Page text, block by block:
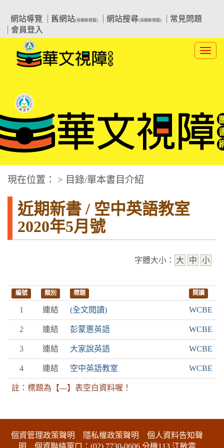
要
網站導覽
舊網站(另開新視窗) 網站搜尋(另開新視窗)
常見問題
會員登入
:::中央區塊
華文視障電子圖書網
現在位置： > 目錄/單本書目介紹
近期新書 / 空中英語教室
2020年5月號
字體大小： 大 中 小
編號 類別 標題 閱讀
1 連結 (全文閱讀) WCBE
2 連結 彭蒙惠英語 WCBE
3 連結 大家說英語 WCBE
4 連結 空中英語教室 WCBE
註：標題為【---】表空白資料喔！
個資管理政策聲明 隱私權政策聲明
個人資料告知聲
明 個資聯絡窗口：(02) 7730-0606 分機113 江敏雲